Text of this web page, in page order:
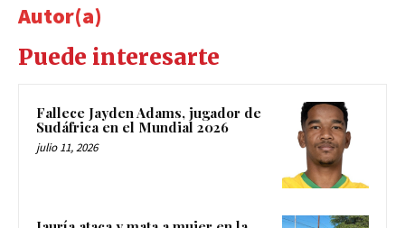
Autor(a)
Puede interesarte
Fallece Jayden Adams, jugador de
Sudáfrica en el Mundial 2026
julio 11, 2026